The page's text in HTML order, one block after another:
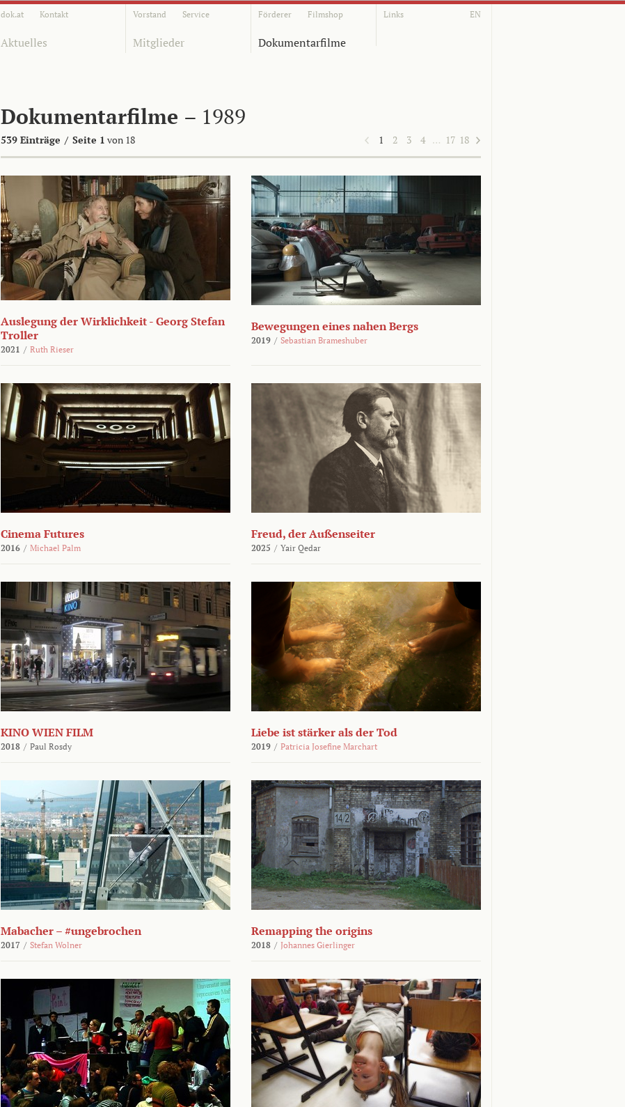
dok.at Kontakt Vorstand Service Förderer Filmshop Links EN
Aktuelles Mitglieder Dokumentarfilme
Dokumentarfilme – 1989
539 Einträge / Seite 1 von 18 1 2 3 4 … 17 18
Auslegung der Wirklichkeit - Georg Stefan
Troller
2021 / Ruth Rieser
Bewegungen eines nahen Bergs
2019 / Sebastian Brameshuber
Cinema Futures
2016 / Michael Palm
Freud, der Außenseiter
2025 / Yair Qedar
KINO WIEN FILM
2018 / Paul Rosdy
Liebe ist stärker als der Tod
2019 / Patricia Josefine Marchart
Mabacher – #ungebrochen
2017 / Stefan Wolner
Remapping the origins
2018 / Johannes Gierlinger